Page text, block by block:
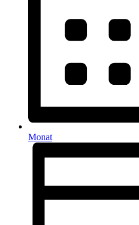
Monat